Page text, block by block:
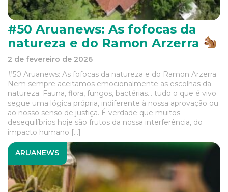
#50 Aruanews: As fofocas da
natureza e do Ramon Arzerra
2 de fevereiro de 2026
#50 Aruanews: As fofocas da natureza e do Ramon Arzerra
Nem sempre aceitamos emocionalmente as escolhas da
natureza. Fauna, flora, fungos, bactérias… tudo o que é vivo
segue uma lógica própria, indiferente à nossa aprovação ou
ao nosso senso de justiça. É verdade que muitos
desequilíbrios hoje são frutos da nossa interferência, do
impacto humano […]
ARUANEWS